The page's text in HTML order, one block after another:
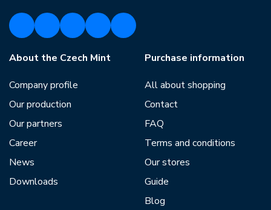
About the Czech Mint
Company profile
Our production
Our partners
Career
News
Downloads
Purchase information
All about shopping
Contact
FAQ
Terms and conditions
Our stores
Guide
Blog